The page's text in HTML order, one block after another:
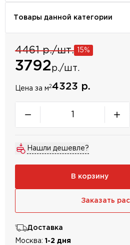
Товары данной категории
4461 р./шт. 15%
3792р./шт.
Цена за м24323 р.
Нашли дешевле?
В корзину
Заказать
Доставка
Москва: 1-2 дня